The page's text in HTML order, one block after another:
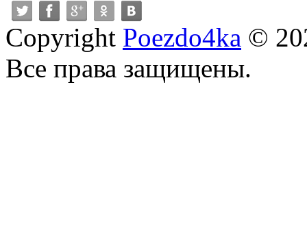
Copyright Poezdo4ka ©
Все права защищены.